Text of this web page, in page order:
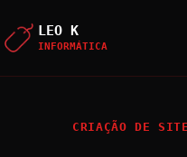
LEO K
INFORMÁTICA
CRIAÇÃO DE